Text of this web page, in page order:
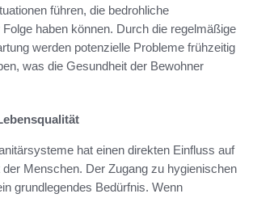
führen, die bedrohliche
haben können. Durch die regelmäßige
werden potenzielle Probleme frühzeitig
was die Gesundheit der Bewohner
hat einen direkten Einfluss auf
der Menschen. Der Zugang zu hygienischen
grundlegendes Bedürfnis. Wenn